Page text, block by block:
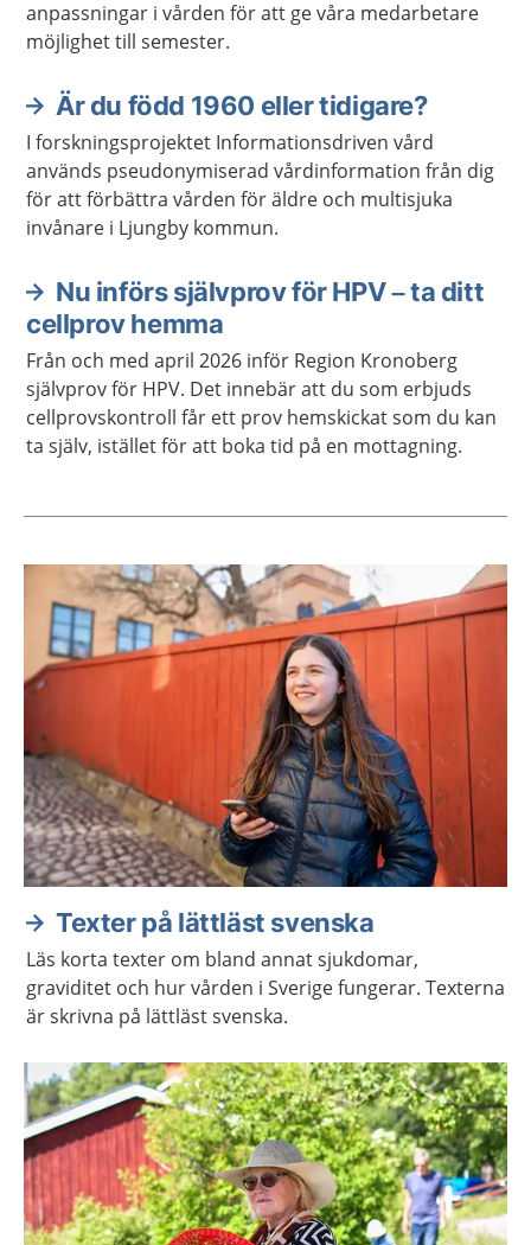
anpassningar i vården för att ge våra medarbetare
möjlighet till semester.
Är du född 1960 eller tidigare?
I forskningsprojektet Informationsdriven vård
används pseudonymiserad vårdinformation från dig
för att förbättra vården för äldre och multisjuka
invånare i Ljungby kommun.
Nu införs självprov för HPV – ta ditt
cellprov hemma
Från och med april 2026 inför Region Kronoberg
självprov för HPV. Det innebär att du som erbjuds
cellprovskontroll får ett prov hemskickat som du kan
ta själv, istället för att boka tid på en mottagning.
Aktuella artiklar
Texter på lättläst svenska
Läs korta texter om bland annat sjukdomar,
graviditet och hur vården i Sverige fungerar. Texterna
är skrivna på lättläst svenska.